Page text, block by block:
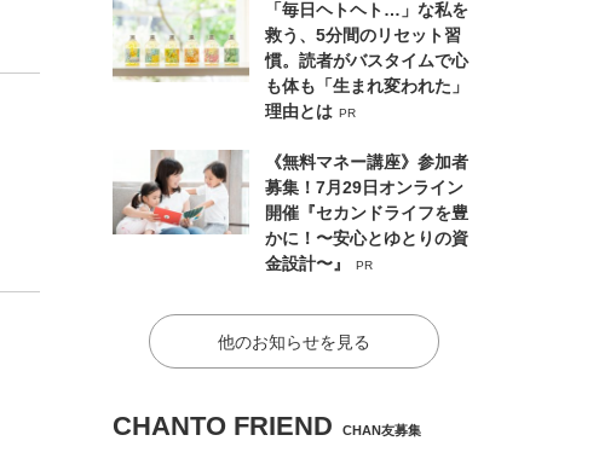
「毎日ヘトヘト…」な私を
救う、5分間のリセット習
慣。読者がバスタイムで心
も体も「生まれ変われた」
理由とは PR
《無料マネー講座》参加者
募集！7月29日オンライン
開催『セカンドライフを豊
かに！〜安心とゆとりの資
金設計〜』
PR
他のお知らせを見る
CHANTO FRIEND CHAN友募集